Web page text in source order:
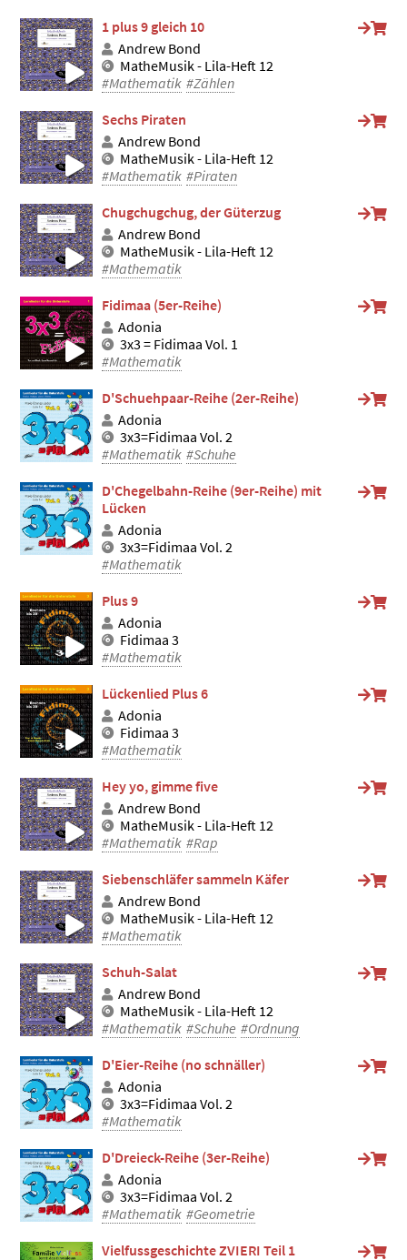
1 plus 9 gleich 10
Andrew Bond
MatheMusik - Lila-Heft 12
#Mathematik #Zählen
Sechs Piraten
Andrew Bond
MatheMusik - Lila-Heft 12
#Mathematik #Piraten
Chugchugchug, der Güterzug
Andrew Bond
MatheMusik - Lila-Heft 12
#Mathematik
Fidimaa (5er-Reihe)
Adonia
3x3 = Fidimaa Vol. 1
#Mathematik
D'Schuehpaar-Reihe (2er-Reihe)
Adonia
3x3=Fidimaa Vol. 2
#Mathematik #Schuhe
D'Chegelbahn-Reihe (9er-Reihe) mit
Lücken
Adonia
3x3=Fidimaa Vol. 2
#Mathematik
Plus 9
Adonia
Fidimaa 3
#Mathematik
Lückenlied Plus 6
Adonia
Fidimaa 3
#Mathematik
Hey yo, gimme five
Andrew Bond
MatheMusik - Lila-Heft 12
#Mathematik #Rap
Siebenschläfer sammeln Käfer
Andrew Bond
MatheMusik - Lila-Heft 12
#Mathematik
Schuh-Salat
Andrew Bond
MatheMusik - Lila-Heft 12
#Mathematik #Schuhe #Ordnung
D'Eier-Reihe (no schnäller)
Adonia
3x3=Fidimaa Vol. 2
#Mathematik
D'Dreieck-Reihe (3er-Reihe)
Adonia
3x3=Fidimaa Vol. 2
#Mathematik #Geometrie
Vielfussgeschichte ZVIERI Teil 1